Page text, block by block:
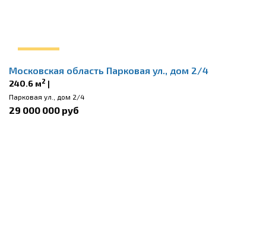
Московская область Парковая ул., дом 2/4
240.6 м2 |
Парковая ул., дом 2/4
29 000 000 руб